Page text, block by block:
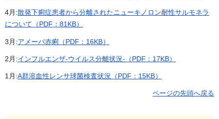
4月:散発下痢症患者から分離されたニューキノロン耐性サルモネラ
について（PDF：81KB）
3月:アメーバ赤痢（PDF：16KB）
2月:インフルエンザ-ウイルス分離状況-（PDF：17KB）
1月:A群溶血性レンサ球菌検査状況（PDF：15KB）
ページの先頭へ戻る